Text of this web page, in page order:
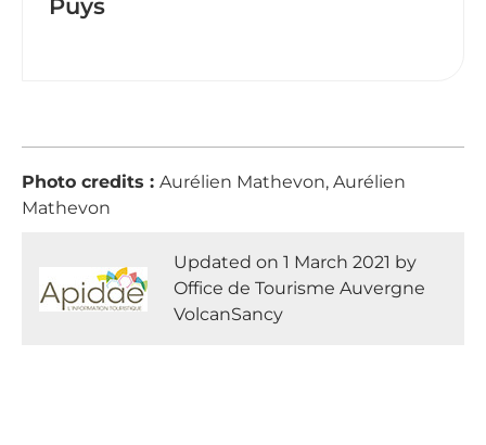
Puys
Photo credits : Aurélien Mathevon, Aurélien
Mathevon
Updated on 1 March 2021 by
Office de Tourisme Auvergne
VolcanSancy